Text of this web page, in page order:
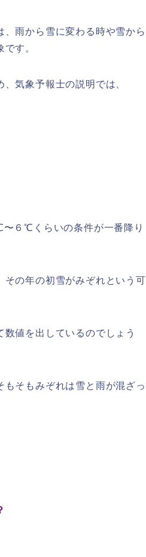
雨から雪に変わる時や雪から
す。
気象予報士の説明では、
６℃くらいの条件が一番降り
その年の初雪がみぞれという可
値を出しているのでしょう
そもみぞれは雪と雨が混ざっ